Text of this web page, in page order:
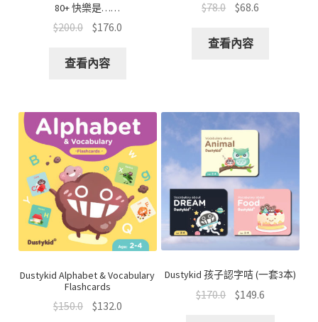
80+ 快樂是……
$200.0 $176.0
查看內容
$78.0 $68.6
查看內容
Dustykid Alphabet & Vocabulary
Flashcards
$150.0 $132.0
Dustykid 孩子認字咭 (一套3本)
$170.0 $149.6